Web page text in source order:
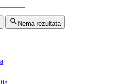
Nema rezultata